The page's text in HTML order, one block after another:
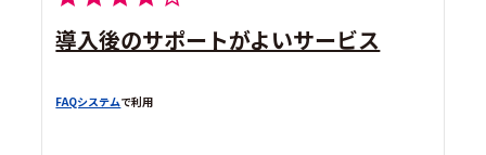
導入後のサポートがよいサービス
FAQシステムで利用